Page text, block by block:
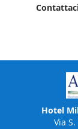
Hotel
Via